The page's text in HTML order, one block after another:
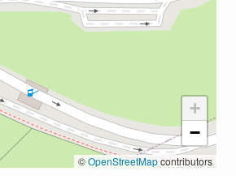
+
−
©OpenStreetMapcontributors